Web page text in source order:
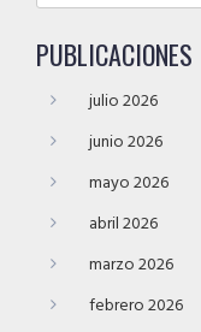
PUBLICACIONES
julio 2026
junio 2026
mayo 2026
abril 2026
marzo 2026
febrero 2026